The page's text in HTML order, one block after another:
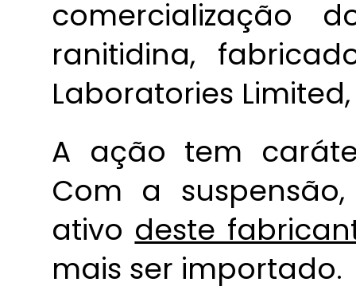
comercialização
ranitidina,
Laboratories
A ação tem
Com a
ativo deste
mais ser importado.